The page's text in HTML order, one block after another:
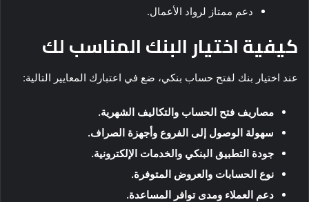
دعم ممتاز لرواد الأعمال.
كيفية اختيار البنك المناسب لك
عند اختيار بنك لفتح حساب بنكي، ضع في اعتبارك المعايير التالية:
مصاريف فتح الحساب والتكاليف الشهرية.
سهولة الوصول إلى الفروع وأجهزة الصراف.
جودة التطبيق البنكي والخدمات الإلكترونية.
نوع الحسابات والعروض المتوفرة.
دعم العملاء ومدى توافر المساعدة.